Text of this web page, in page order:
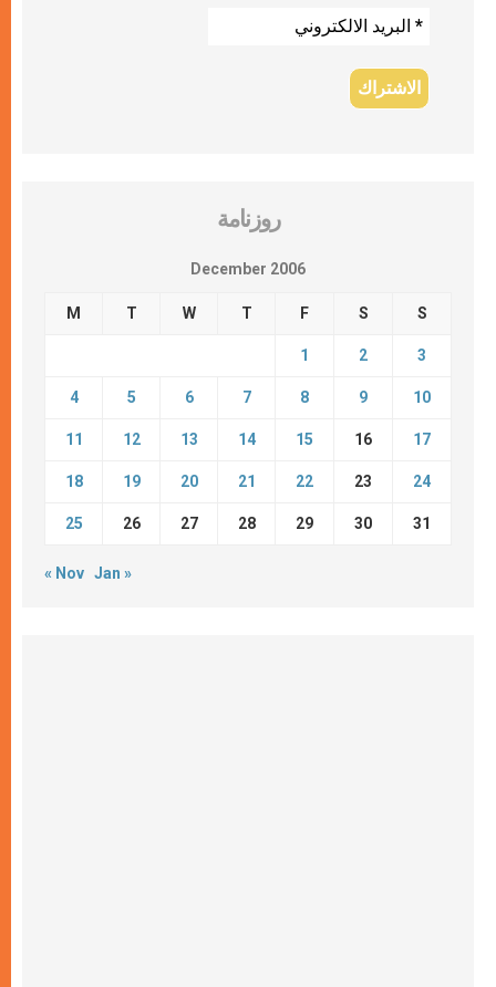
روزنامة
December 2006
M T W T F S S
1 2 3
4 5 6 7 8 9 10
11 12 13 14 15 16 17
18 19 20 21 22 23 24
25 26 27 28 29 30 31
« Nov Jan »